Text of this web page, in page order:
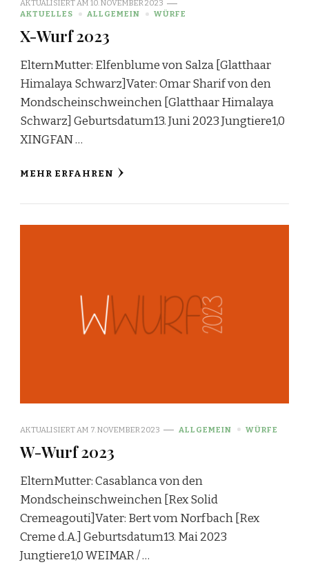
AKTUALISIERT AM 10. NOVEMBER 2023
AKTUELLES
ALLGEMEIN WÜRFE
X-Wurf 2023
ElternMutter: Elfenblume von Salza [Glatthaar
Himalaya Schwarz]Vater: Omar Sharif von den
Mondscheinschweinchen [Glatthaar Himalaya
Schwarz] Geburtsdatum13. Juni 2023 Jungtiere1,0
XINGFAN …
MEHR ERFAHREN
AKTUALISIERT AM 7. NOVEMBER 2023 ALLGEMEIN WÜRFE
W-Wurf 2023
ElternMutter: Casablanca von den
Mondscheinschweinchen [Rex Solid
Cremeagouti]Vater: Bert vom Norfbach [Rex
Creme d.A.] Geburtsdatum13. Mai 2023
Jungtiere1,0 WEIMAR / …